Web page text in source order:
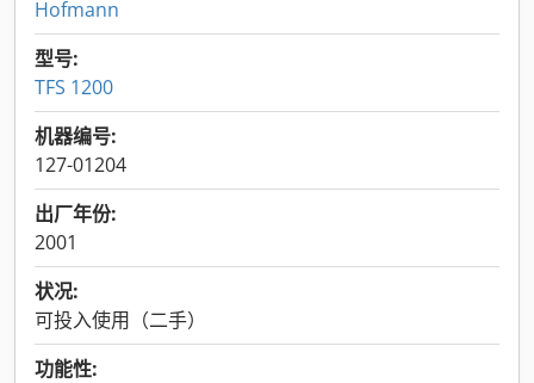
Hofmann
型号:
TFS 1200
机器编号:
127-01204
出厂年份:
2001
状况:
可投入使用（二手）
功能性: